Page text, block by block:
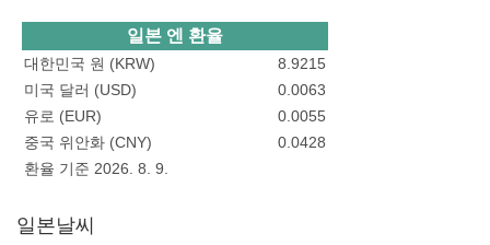
일본 엔 환율
대한민국 원 (KRW)
8.9215
미국 달러 (USD)
0.0063
유로 (EUR)
0.0055
중국 위안화 (CNY)
0.0428
환율 기준 2026. 8. 9.
일본날씨